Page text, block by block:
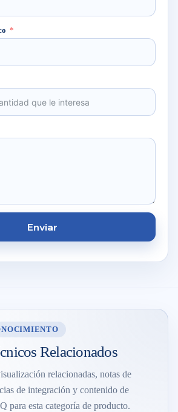
Enviar
Relacionados
relacionadas, notas de
de integración y contenido de
para esta categoría de producto.